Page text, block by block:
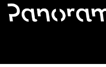
Søk
HOPP